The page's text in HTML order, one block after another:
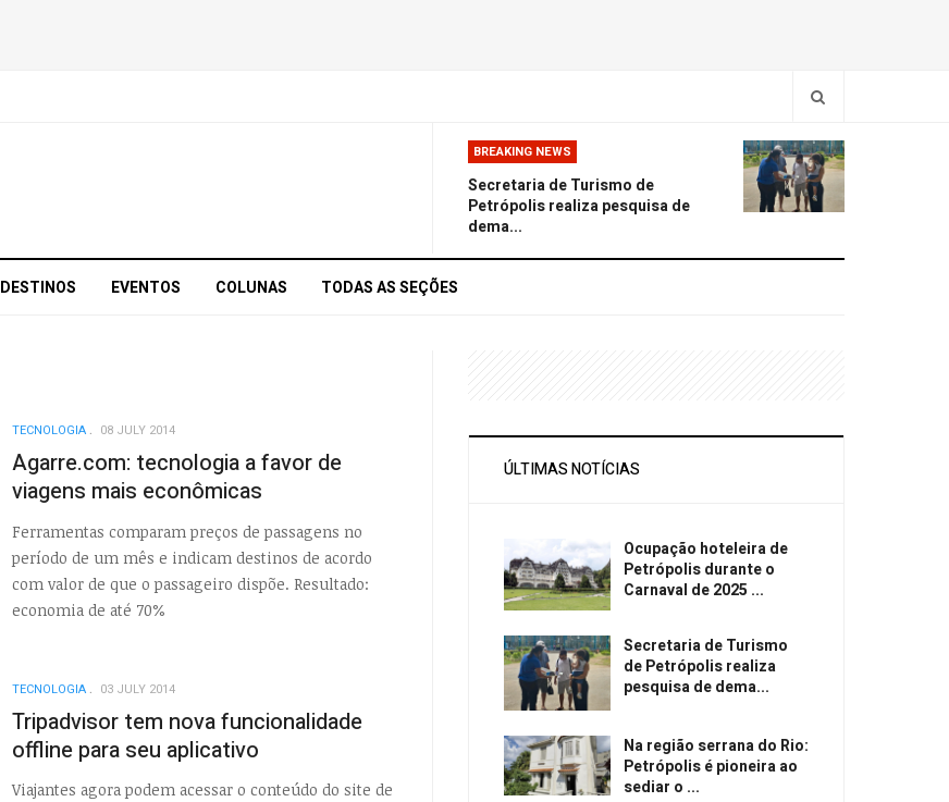
BREAKING NEWS
Secretaria de Turismo de
Petrópolis realiza pesquisa de
dema...
DESTINOS EVENTOS COLUNAS TODAS AS SEÇÕES
TECNOLOGIA 08 JULY 2014
Agarre.com: tecnologia a favor de
viagens mais econômicas
Ferramentas comparam preços de passagens no
período de um mês e indicam destinos de acordo
com valor de que o passageiro dispõe. Resultado:
economia de até 70%
TECNOLOGIA 03 JULY 2014
Tripadvisor tem nova funcionalidade
offline para seu aplicativo
Viajantes agora podem acessar o conteúdo do site de
ÚLTIMAS NOTÍCIAS
Ocupação hoteleira de
Petrópolis durante o
Carnaval de 2025 ...
Secretaria de Turismo
de Petrópolis realiza
pesquisa de dema...
Na região serrana do Rio:
Petrópolis é pioneira ao
sediar o ...